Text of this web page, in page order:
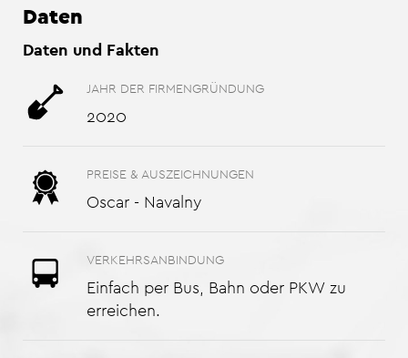
Daten
Daten und Fakten
JAHR DER FIRMENGRÜNDUNG
2020
PREISE & AUSZEICHNUNGEN
Oscar - Navalny
VERKEHRSANBINDUNG
Einfach per Bus, Bahn oder PKW zu
erreichen.